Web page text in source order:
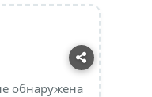
обнаружена